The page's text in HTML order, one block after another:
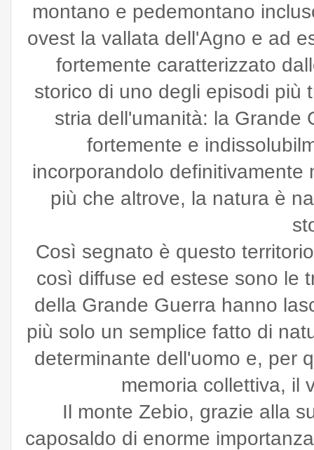
montano e pedemontano
ovest la vallata dell'Agno e ad
fortemente caratterizzato
storico di uno degli episodi più
stria dell'umanità: la Grande
fortemente e
incorporandolo
più che altrove, la natura è
Così segnato è questo
così diffuse ed estese sono le
della Grande Guerra hanno
più solo un semplice fatto di
determinante dell'uomo e, per
memoria collettiva, il
Il monte Zebio, grazie alla
caposaldo di enorme